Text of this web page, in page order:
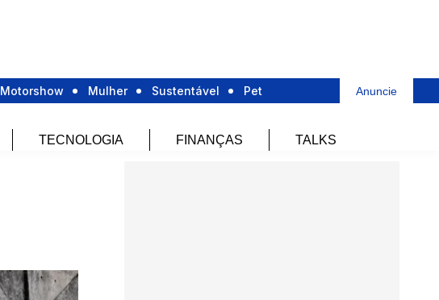
Motorshow Mulher Sustentável Pet Anuncie
TECNOLOGIA FINANÇAS TALKS